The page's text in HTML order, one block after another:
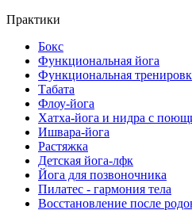
Практики
Бокс
Функциональная йога
Функциональная
Табата
Флоу-йога
Хатха-йога и нидра с
Ишвара-йога
Растяжка
Детская йога-лфк
Йога для позвоночника
Пилатес - гармония тела
Восстановление после